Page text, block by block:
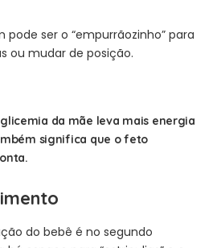
ser o “empurrãozinho” para
ou mudar de posição.
da mãe leva mais energia
significa que o feto
do bebê é no segundo